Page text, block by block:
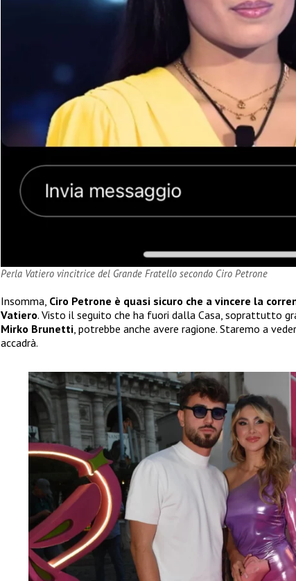
Perla Vatiero vincitrice del Grande Fratello secondo Ciro Petrone
Insomma, Ciro Petrone è quasi sicuro che a vincere la
Vatiero. Visto il seguito che ha fuori dalla Casa, soprattutto
Mirko Brunetti , potrebbe anche avere ragione. Staremo a
accadrà.